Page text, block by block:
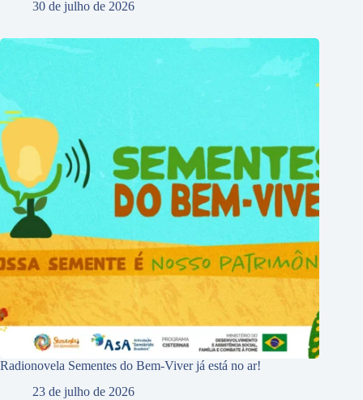
30 de julho de 2026
Radionovela Sementes do Bem-Viver já está no ar!
23 de julho de 2026